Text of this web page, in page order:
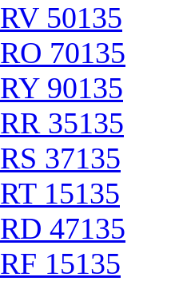
RV 50135
RO 70135
RY 90135
RR 35135
RS 37135
RT 15135
RD 47135
RF 15135